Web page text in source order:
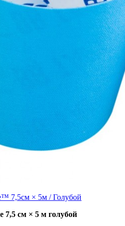
7,5см × 5м / Голубой
7,5 см × 5 м голубой